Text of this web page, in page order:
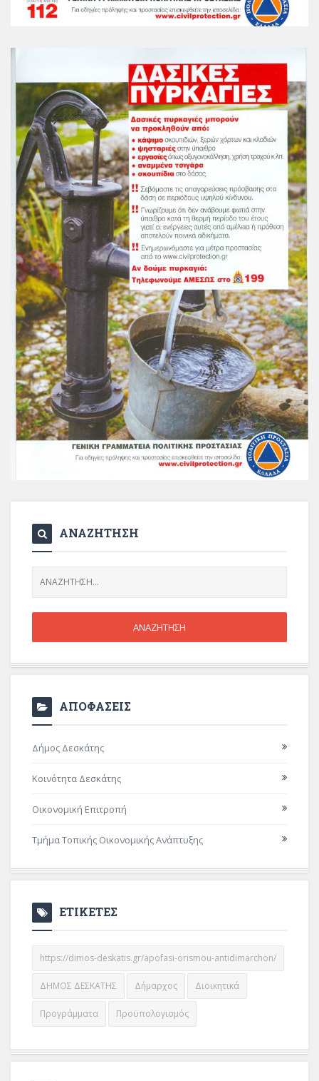
ΑΝΑΖΗΤΗΣΗ
ΑΠΟΦΑΣΕΙΣ
Δήμος Δεσκάτης
Κοινότητα Δεσκάτης
Οικονομική Επιτροπή
Τμήμα Τοπικής Οικονομικής Ανάπτυξης
ΕΤΙΚΕΤΕΣ
https://dimos-deskatis.gr/apofasi-orismou-antidimarchon/
ΔΗΜΟΣ ΔΕΣΚΑΤΗΣ Δήμαρχος Διοικητικά
Προγράμματα Προϋπολογισμός